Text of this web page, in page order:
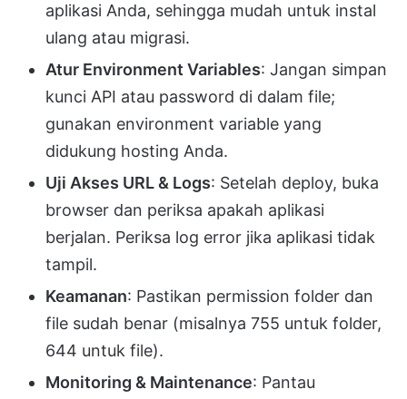
aplikasi Anda, sehingga mudah untuk instal
ulang atau migrasi.
Atur Environment Variables: Jangan simpan
kunci API atau password di dalam file;
gunakan environment variable yang
didukung hosting Anda.
Uji Akses URL & Logs: Setelah deploy, buka
browser dan periksa apakah aplikasi
berjalan. Periksa log error jika aplikasi tidak
tampil.
Keamanan: Pastikan permission folder dan
file sudah benar (misalnya 755 untuk folder,
644 untuk file).
Monitoring & Maintenance: Pantau